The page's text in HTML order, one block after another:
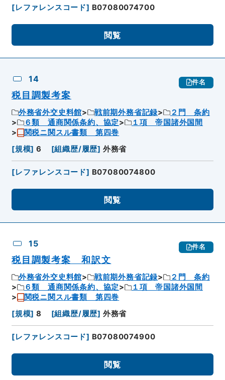
[レファレンスコード] B07080074700
閲覧
14 件名
税目調製考案
外務省外交史料館 戦前期外務省記録
２門 条約
６類 通商関係条約、協定
１項 帝国諸外国間
関税ニ関スル書類 第四巻
[規模] 6 [組織歴/履歴] 外務省
[レファレンスコード] B07080074800
閲覧
15 件名
税目調製考案 和訳文
外務省外交史料館 戦前期外務省記録
２門 条約
６類 通商関係条約、協定
１項 帝国諸外国間
関税ニ関スル書類 第四巻
[規模] 8 [組織歴/履歴] 外務省
[レファレンスコード] B07080074900
閲覧